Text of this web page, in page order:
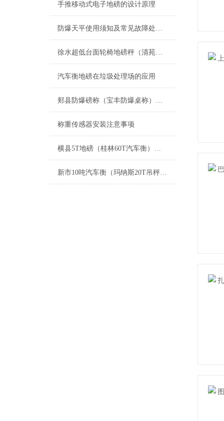
手推移动式电子地磅的设计原理
防爆天平使用须知及常见故障处理方法
徐水超低台面轮椅地磅秤（清苑医用轮椅秤）满城轮椅称维修
汽车衡地磅在垃圾处理场的应用
郏县防爆磅称（宝丰防爆桌称）叶县防爆吊秤维修
称重传感器安装注意事项
横县5T地磅（桂林60T汽车衡）良庆50吨吊秤）那坡便携式轨道称维修
新市10吨汽车衡（玛纳斯20T吊秤）温泉200T地磅）博尔塔拉地磅维修